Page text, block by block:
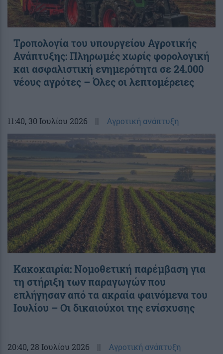
Τροπολογία του υπουργείου Αγροτικής
Ανάπτυξης: Πληρωμές χωρίς φορολογική
και ασφαλιστική ενημερότητα σε 24.000
νέους αγρότες – Όλες οι λεπτομέρειες
11:40, 30 Ιουλίου 2026 || Αγροτική ανάπτυξη
Κακοκαιρία: Νομοθετική παρέμβαση για
τη στήριξη των παραγωγών που
επλήγησαν από τα ακραία φαινόμενα του
Ιουλίου – Οι δικαιούχοι της ενίσχυσης
20:40, 28 Ιουλίου 2026 || Αγροτική ανάπτυξη